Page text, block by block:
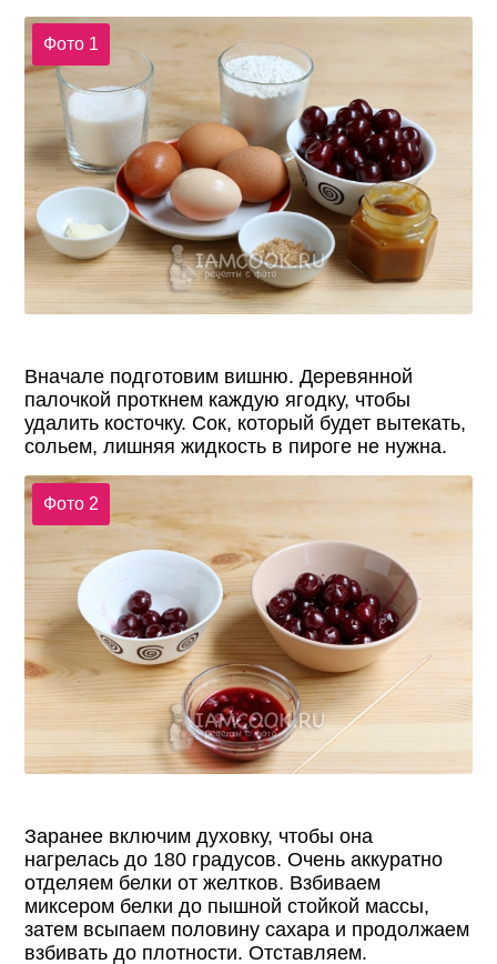
Фото 1
Вначале подготовим вишню. Деревянной
палочкой проткнем каждую ягодку, чтобы
удалить косточку. Сок, который будет вытекать,
сольем, лишняя жидкость в пироге не нужна.
Фото 2
Заранее включим духовку, чтобы она
нагрелась до 180 градусов. Очень аккуратно
отделяем белки от желтков. Взбиваем
миксером белки до пышной стойкой массы,
затем всыпаем половину сахара и продолжаем
взбивать до плотности. Отставляем.